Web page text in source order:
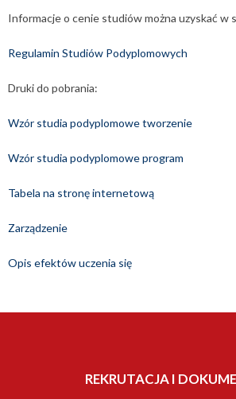
Informacje o cenie studiów można uzyskać
Regulamin Studiów Podyplomowych
Druki do pobrania:
Wzór studia podyplomowe tworzenie
Wzór studia podyplomowe program
Tabela na stronę internetową
Zarządzenie
Opis efektów uczenia się
REKRUTACJA I